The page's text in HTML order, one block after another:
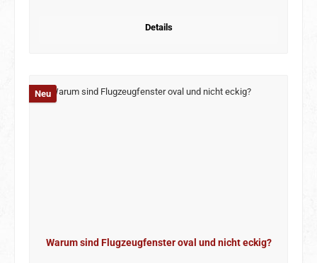
Details
Neu
Warum sind Flugzeugfenster oval und nicht eckig?